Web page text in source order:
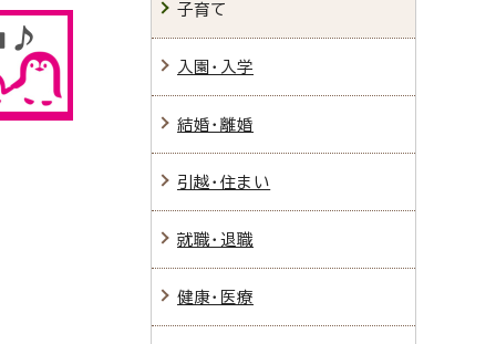
子育て
入園・入学
結婚・離婚
引越・住まい
就職・退職
健康・医療